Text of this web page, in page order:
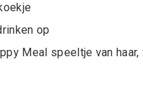
op
Meal speeltje van